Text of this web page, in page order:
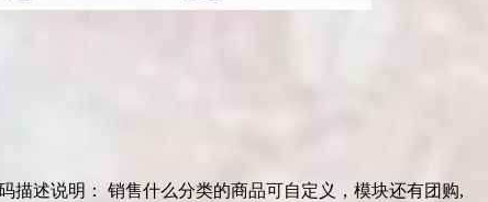
描述说明： 销售什么分类的商品可自定义，模块还有团购,